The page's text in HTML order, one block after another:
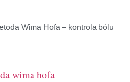
Wima Hofa – kontrola bólu